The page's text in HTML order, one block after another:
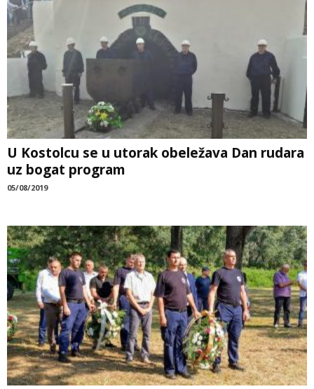
U Kostolcu se u utorak obeležava Dan rudara
uz bogat program
05/08/2019